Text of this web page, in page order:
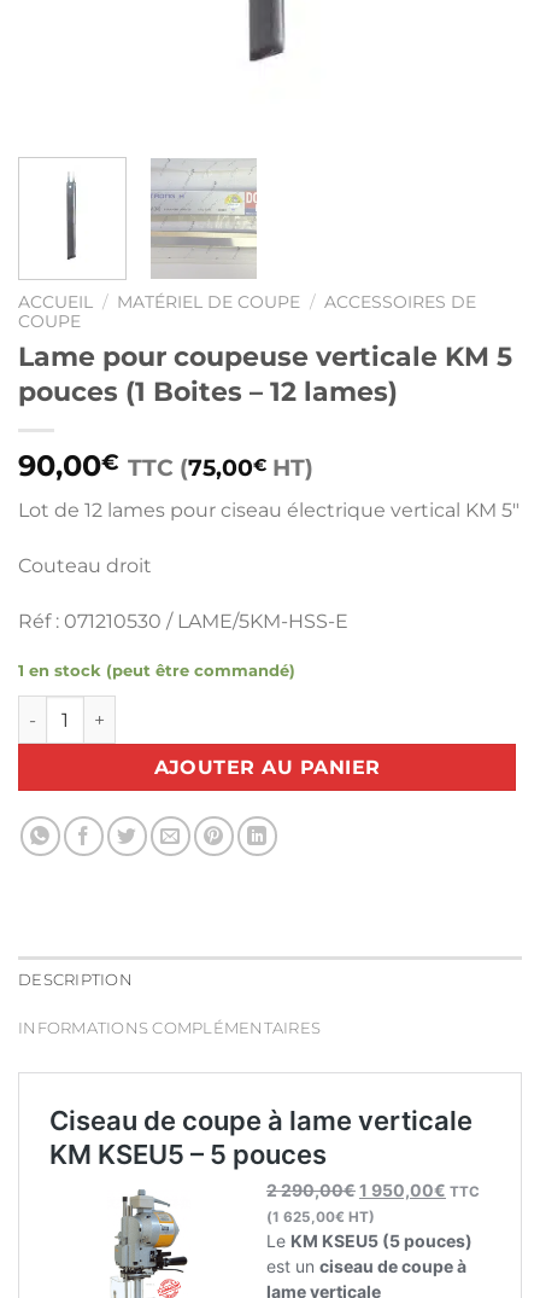
ACCUEIL / MATÉRIEL DE COUPE / ACCESSOIRES DE
COUPE
Lame pour coupeuse verticale KM 5
pouces (1 Boites – 12 lames)
90,00€ TTC (75,00€ HT)
Lot de 12 lames pour ciseau électrique vertical KM 5″
Couteau droit
Réf : 071210530 / LAME/5KM-HSS-E
1 en stock (peut être commandé)
quantité de Lame pour coupeuse verticale KM 5 pouces (1
AJOUTER AU PANIER
DESCRIPTION
INFORMATIONS COMPLÉMENTAIRES